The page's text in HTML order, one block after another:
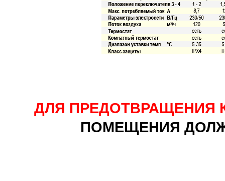
ДЛЯ ПРЕДОТВРАЩЕНИЯ
ПОМЕЩЕНИЯ